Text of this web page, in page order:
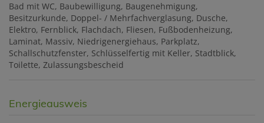
Bad mit WC Baubewilligung Baugenehmigung
Besitzurkunde Doppel- / Mehrfachverglasung Dusche
Elektro Fernblick Flachdach Fliesen Fußbodenheizung
Laminat Massiv Niedrigenergiehaus Parkplatz
Schallschutzfenster Schlüsselfertig mit Keller Stadtblick
Toilette Zulassungsbescheid
Energieausweis